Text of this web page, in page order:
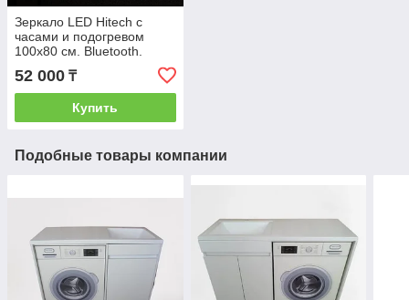
Зеркало LED Hitech с
часами и подогревом
100х80 см. Bluetooth.
52 000 ₸
Купить
Подобные товары компании